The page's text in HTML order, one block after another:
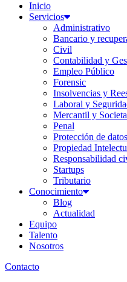
Inicio
Servicios
Administrativo
Bancario y
Civil
Contabilidad y
Empleo Público
Forensic
Insolvencias y
Laboral y
Mercantil y
Penal
Protección de datos
Propiedad
Responsabilidad
Startups
Tributario
Conocimiento
Blog
Actualidad
Equipo
Talento
Nosotros
Contacto